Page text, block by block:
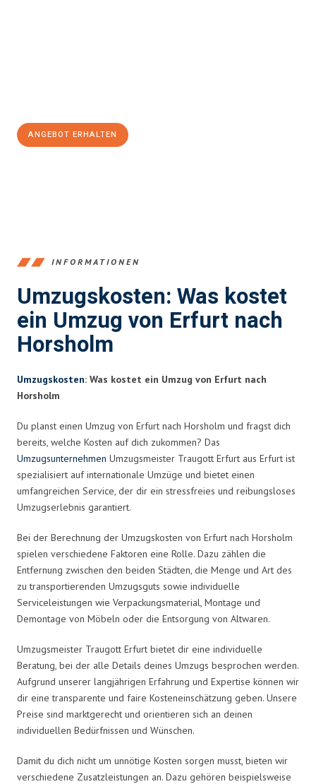
ANGEBOT ERHALTEN
INFORMATIONEN
Umzugskosten: Was kostet
ein Umzug von Erfurt nach
Horsholm
Umzugskosten: Was kostet ein Umzug von Erfurt nach
Horsholm
Du planst einen Umzug von Erfurt nach Horsholm und fragst dich
bereits, welche Kosten auf dich zukommen? Das
Umzugsunternehmen Umzugsmeister Traugott Erfurt aus Erfurt ist
spezialisiert auf internationale Umzüge und bietet einen
umfangreichen Service, der dir ein stressfreies und reibungsloses
Umzugserlebnis garantiert.
Bei der Berechnung der Umzugskosten von Erfurt nach Horsholm
spielen verschiedene Faktoren eine Rolle. Dazu zählen die
Entfernung zwischen den beiden Städten, die Menge und Art des
zu transportierenden Umzugsguts sowie individuelle
Serviceleistungen wie Verpackungsmaterial, Montage und
Demontage von Möbeln oder die Entsorgung von Altwaren.
Umzugsmeister Traugott Erfurt bietet dir eine individuelle
Beratung, bei der alle Details deines Umzugs besprochen werden.
Aufgrund unserer langjährigen Erfahrung und Expertise können wir
dir eine transparente und faire Kosteneinschätzung geben. Unsere
Preise sind marktgerecht und orientieren sich an deinen
individuellen Bedürfnissen und Wünschen.
Damit du dich nicht um unnötige Kosten sorgen musst, bieten wir
verschiedene Zusatzleistungen an. Dazu gehören beispielsweise